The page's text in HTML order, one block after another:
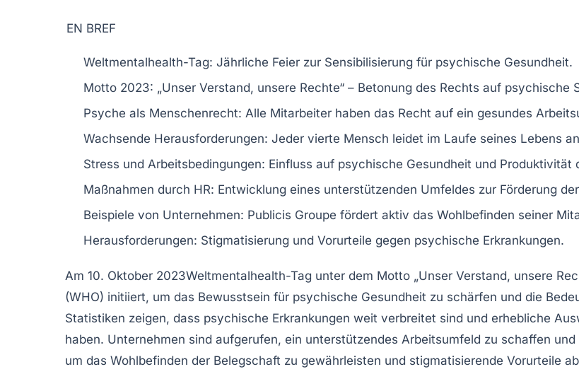
EN BREF
Weltmentalhealth-Tag: Jährliche Feier zur Sensibilisierung für psychische Gesundheit.
Motto 2023: „Unser Verstand, unsere Rechte“ – Betonung des Rechts auf psychische
Psyche als Menschenrecht: Alle Mitarbeiter haben das Recht auf ein gesundes
Wachsende Herausforderungen: Jeder vierte Mensch leidet im Laufe seines Lebens
Stress und Arbeitsbedingungen: Einfluss auf psychische Gesundheit und Produktivität
Maßnahmen durch HR: Entwicklung eines unterstützenden Umfeldes zur Förderung der
Beispiele von Unternehmen: Publicis Groupe fördert aktiv das Wohlbefinden seiner
Herausforderungen: Stigmatisierung und Vorurteile gegen psychische Erkrankungen.
Am 10. Oktober 2023Weltmentalhealth-Tag unter dem Motto „Unser Verstand, unsere
(WHO) initiiert, um das Bewusstsein für psychische Gesundheit zu schärfen und die
Statistiken zeigen, dass psychische Erkrankungen weit verbreitet sind und erhebliche
haben. Unternehmen sind aufgerufen, ein unterstützendes Arbeitsumfeld zu schaffen und
um das Wohlbefinden der Belegschaft zu gewährleisten und stigmatisierende Vorurteile